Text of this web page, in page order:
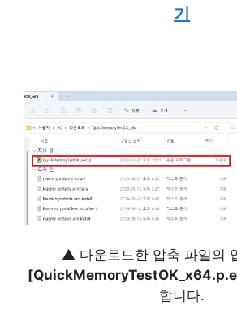
기
▲ 다운로드한 압축 파일의
합니다.